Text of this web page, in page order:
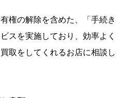
権の解除を含めた、「手続き
スを実施しており、効率よく
取をしてくれるお店に相談し